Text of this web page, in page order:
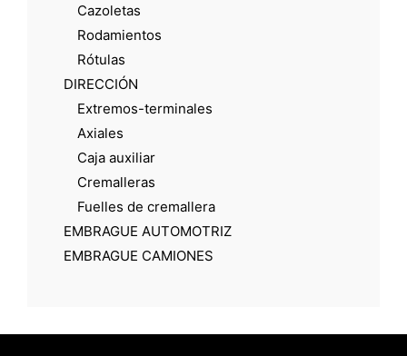
Cazoletas
Rodamientos
Rótulas
DIRECCIÓN
Extremos-terminales
Axiales
Caja auxiliar
Cremalleras
Fuelles de cremallera
EMBRAGUE AUTOMOTRIZ
EMBRAGUE CAMIONES